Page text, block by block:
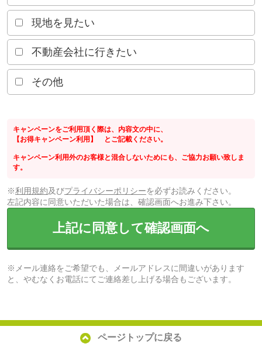
現地を見たい
不動産会社に行きたい
その他
キャンペーンをご利用頂く際は、内容文の中に、
【お得キャンペーン利用】 とご記載ください。
キャンペーン利用外のお客様と混合しないためにも、ご協力お願い致しま
す。
※利用規約及びプライバシーポリシーを必ずお読みください。
左記内容に同意いただいた場合は、確認画面へお進み下さい。
上記に同意して確認画面へ
※メール連絡をご希望でも、メールアドレスに間違いがあります
と、やむなくお電話にてご連絡差し上げる場合もございます。
ページトップに戻る